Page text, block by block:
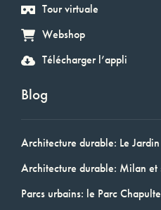
Tour virtuale
Webshop
Télécharger l’appli
Blog
Architecture durable: Le
Architecture durable: Milan et
Parcs urbains: le Parc